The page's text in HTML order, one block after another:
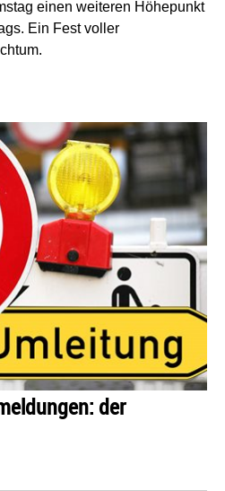
einen weiteren Höhepunkt
Ein Fest voller
und ein bunter
der